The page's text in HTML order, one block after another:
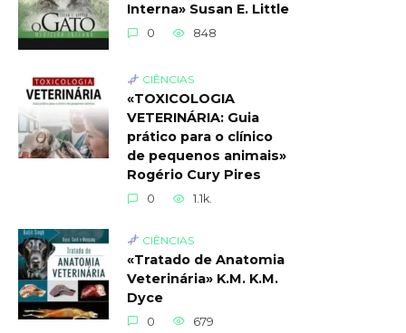
Interna» Susan E. Little
0 848
CIÊNCIAS
«TOXICOLOGIA
VETERINÁRIA: Guia
prático para o clínico
de pequenos animais»
Rogério Cury Pires
0 1.1k.
CIÊNCIAS
«Tratado de Anatomia
Veterinária» K.M. K.M.
Dyce
0 679